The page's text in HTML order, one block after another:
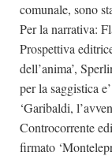
Tabù Festival
A Tutto Volume
Salone di
Marketing
comunale, sono
Per la narrativa:
Prospettiva
dell’anima’,
per la saggistica
‘Garibaldi,
Controcorrente
firmato